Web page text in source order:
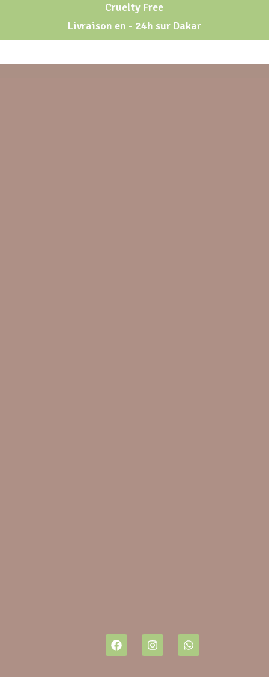
Cruelty Free
Livraison en - 24h sur Dakar